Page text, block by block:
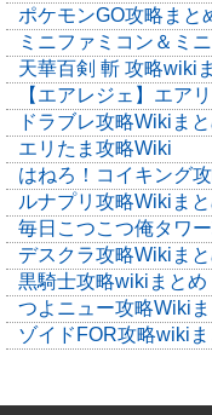
ポケモンGO攻略まと
ミニファミコン＆ミ
天華百剣 斬 攻略wiki
【エアレジェ】エア
ドラブレ攻略Wikiま
エリたま攻略Wiki
はねろ！コイキング
ルナプリ攻略Wikiま
毎日こつこつ俺タワ
デスクラ攻略Wikiま
黒騎士攻略wikiまとめ
つよニュー攻略Wiki
ゾイドFOR攻略wiki